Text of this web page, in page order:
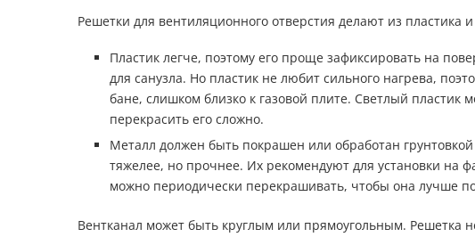
Решетки для вентиляционного отверстия делают из пластика
Пластик легче, поэтому его проще зафиксировать на
для санузла. Но пластик не любит сильного нагрева,
бане, слишком близко к газовой плите. Светлый пластик
перекрасить его сложно.
Металл должен быть покрашен или обработан
тяжелее, но прочнее. Их рекомендуют для установки на
можно периодически перекрашивать, чтобы она лучше
Вентканал может быть круглым или прямоугольным. Решетка